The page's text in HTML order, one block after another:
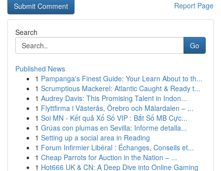
Report Page
Search
Go
Published News
1 Pampanga's Finest Guide: Your Learn About to th...
1 Scrumptious Mackerel: Atlantic Caught & Ready t...
1 Audrey Davis: This Promising Talent in Indon...
1 Flyttfirma i Västerås, Örebro och Mälardalen – ...
1 Soi MN - Kết quả Xổ Số VIP : Bắt Số MB Cực...
1 Grúas con plumas en Sevilla: Informe detalla...
1 Setting up a social area in Reading
1 Forum Infirmier Libéral : Échanges, Conseils et...
1 Cheap Parrots for Auction in the Nation – ...
1 Hot666 UK & CN: A Deep Dive into Online Gaming